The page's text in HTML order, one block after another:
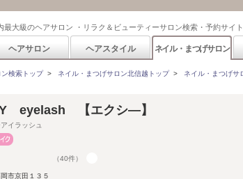
最大級のヘアサロン ・リラク＆ビューティーサロン検索・予約サイト
ヘアサロン ヘアスタイル ネイル・まつげサロン
検索トップ> ネイル・まつげサロン北信越トップ> ネイル・まつげサ
eyelash 【エクシ―】
イラッシュ
（40件）
市京田１３５